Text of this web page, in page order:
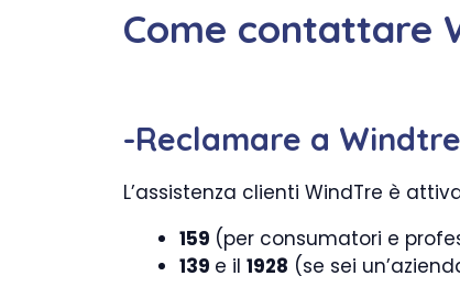
Come contattare
-Reclamare a
L’assistenza clienti WindTre è
159 (per consumatori e
139 e il 1928 (se sei